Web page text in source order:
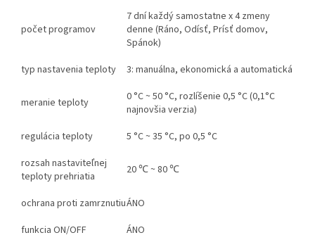
počet programov
7 dní každý samostatne x 4 zmeny
denne (Ráno, Odísť, Prísť domov,
Spánok)
typ nastavenia teploty
3: manuálna, ekonomická a automatická
meranie teploty
0 °C ~ 50 °C, rozlíšenie 0,5 °C (0,1°C
najnovšia verzia)
regulácia teploty
5 °C ~ 35 °C, po 0,5 °C
rozsah nastaviteľnej
teploty prehriatia
20 ℃ ~ 80 ℃
ochrana proti zamrznutiuÁNO
funkcia ON/OFF
ÁNO